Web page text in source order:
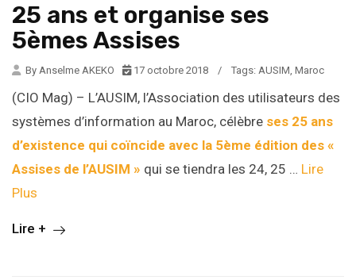
25 ans et organise ses
5èmes Assises
By Anselme AKEKO 17 octobre 2018 / Tags: AUSIM, Maroc
(CIO Mag) – L’AUSIM, l’Association des utilisateurs des
systèmes d’information au Maroc, célèbre ses 25 ans
d’existence qui coïncide avec la 5ème édition des «
Assises de l’AUSIM » qui se tiendra les 24, 25 … Lire
Plus
Lire +